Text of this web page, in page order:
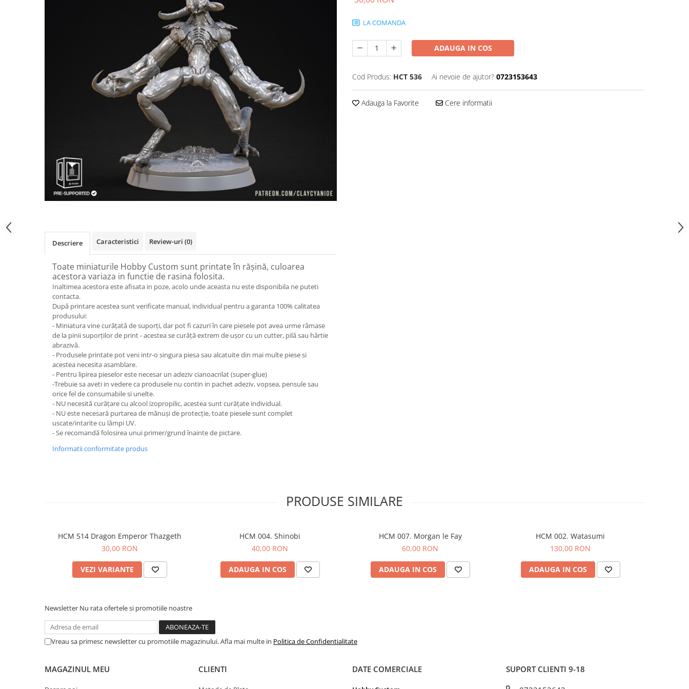
LA COMANDA
ADAUGA IN COS
Cod Produs: HCT 536 Ai nevoie de ajutor? 0723153643
Adauga la Favorite Cere informatii
Descriere Caracteristici Review-uri (0)
Toate miniaturile Hobby Custom sunt printate în rășină, culoarea
acestora variaza in functie de rasina folosita.
Inaltimea acestora este afisata in poze, acolo unde aceasta nu este disponibila ne puteti
contacta.
După printare acestea sunt verificate manual, individual pentru a garanta 100% calitatea
produsului:
- Miniatura vine curățată de suporți, dar pot fi cazuri în care piesele pot avea urme rămase
de la pinii suporților de print - acestea se curăță extrem de ușor cu un cutter, pilă sau hârtie
abrazivă.
- Produsele printate pot veni intr-o singura piesa sau alcatuite din mai multe piese si
acestea necesita asamblare.
- Pentru lipirea pieselor este necesar un adeziv cianoacrilat (super-glue)
-Trebuie sa aveti in vedere ca produsele nu contin in pachet adeziv, vopsea, pensule sau
orice fel de consumabile si unelte.
- NU necesită curățare cu alcool izopropilic, acestea sunt curățate individual.
- NU este necesară purtarea de mănuși de protecție, toate piesele sunt complet
uscate/intarite cu lămpi UV.
- Se recomandă folosirea unui primer/grund înainte de pictare.
Informatii conformitate produs
PRODUSE SIMILARE
HCM 514 Dragon Emperor Thazgeth
30,00 RON
VEZI VARIANTE
HCM 004. Shinobi
40,00 RON
ADAUGA IN COS
HCM 007. Morgan le Fay
60,00 RON
ADAUGA IN COS
HCM 002. Watasumi
130,00 RON
ADAUGA IN COS
Newsletter Nu rata ofertele si promotiile noastre
Vreau sa primesc newsletter cu promotiile magazinului. Afla mai multe in Politica de Confidentialitate
MAGAZINUL MEU CLIENTI DATE COMERCIALE SUPORT CLIENTI 9-18